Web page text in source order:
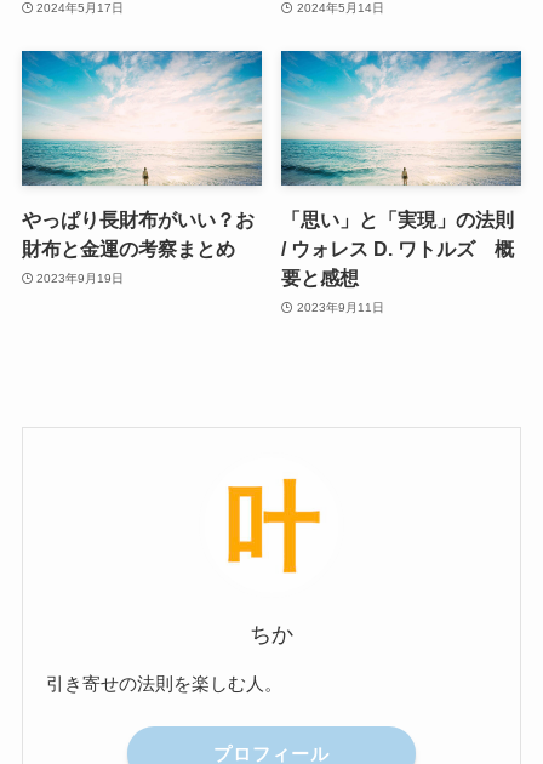
2024年5月17日 2024年5月14日
やっぱり長財布がいい？お
財布と金運の考察まとめ
2023年9月19日
「思い」と「実現」の法則
/ ウォレス D. ワトルズ 概
要と感想
2023年9月11日
ちか
引き寄せの法則を楽しむ人。
プロフィール